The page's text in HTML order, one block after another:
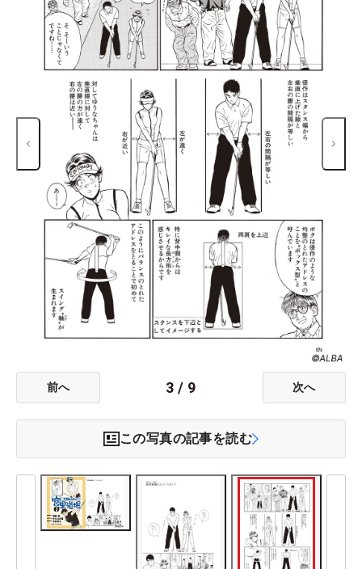
前へ 3 / 9 次へ
この写真の記事を読む